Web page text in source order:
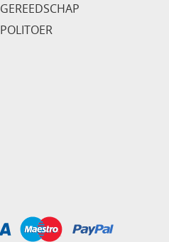
GEREEDSCHAP
POLITOER